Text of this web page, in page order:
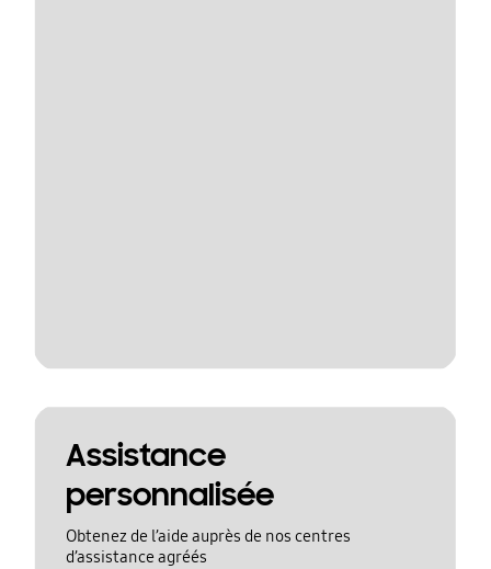
Assistance
personnalisée
Obtenez de l’aide auprès de nos centres
d’assistance agréés